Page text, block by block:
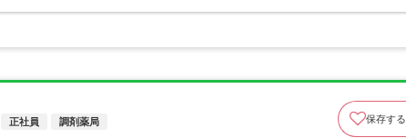
正社員 調剤薬局 保存する